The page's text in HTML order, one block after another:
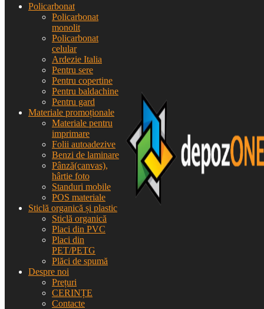
Policarbonat
Policarbonat
monolit
Policarbonat
celular
Ardezie Italia
Pentru sere
Pentru copertine
Pentru baldachine
Pentru gard
Materiale promoționale
Materiale pentru
imprimare
Folii autoadezive
Benzi de laminare
Pânză(canvas),
hârtie foto
Standuri mobile
POS materiale
Sticlă organică și plastic
Sticlă organică
Placi din PVC
Placi din
PET/PETG
Plăci de spumă
Despre noi
Prețuri
CERINȚE
Contacte